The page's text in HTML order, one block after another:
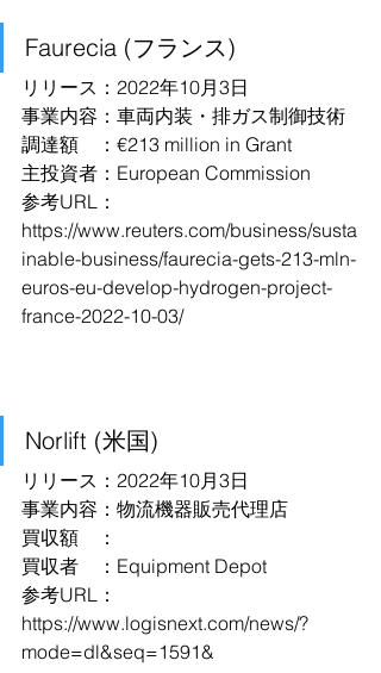
Faurecia (フランス)
リリース：2022年10月3日
事業内容：車両内装・排ガス制御技術
調達額　：€213 million in Grant
主投資者：European Commission
参考URL：
https://www.reuters.com/business/susta
inable-business/faurecia-gets-213-mln-
euros-eu-develop-hydrogen-project-
france-2022-10-03/
Norlift (米国)
リリース：2022年10月3日
事業内容：物流機器販売代理店
買収額　：
買収者　：Equipment Depot
参考URL：
https://www.logisnext.com/news/?
mode=dl&seq=1591&